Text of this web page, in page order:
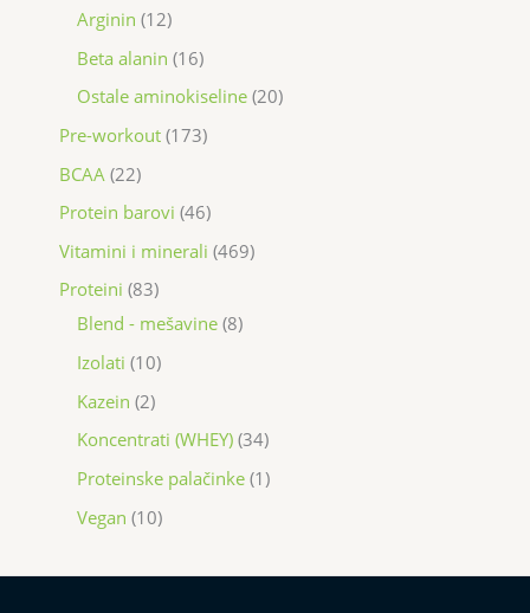
Arginin 12
Beta alanin 16
Ostale aminokiseline 20
Pre-workout 173
BCAA 22
Protein barovi 46
Vitamini i minerali 469
Proteini 83
Blend - mešavine 8
Izolati 10
Kazein 2
Koncentrati (WHEY) 34
Proteinske palačinke 1
Vegan 10